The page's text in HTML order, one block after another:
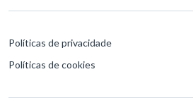
Políticas de privacidade
Políticas de cookies